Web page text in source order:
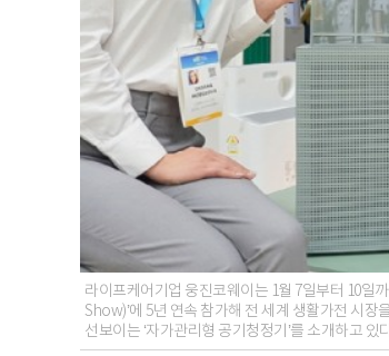
라이프케어기업 웅진코웨이는 1월 7일부터 10일
Show)’에 5년 연속 참가해 전 세계 생활가전 시
선보이는 ‘자가관리형 공기청정기’를 소개하고 있